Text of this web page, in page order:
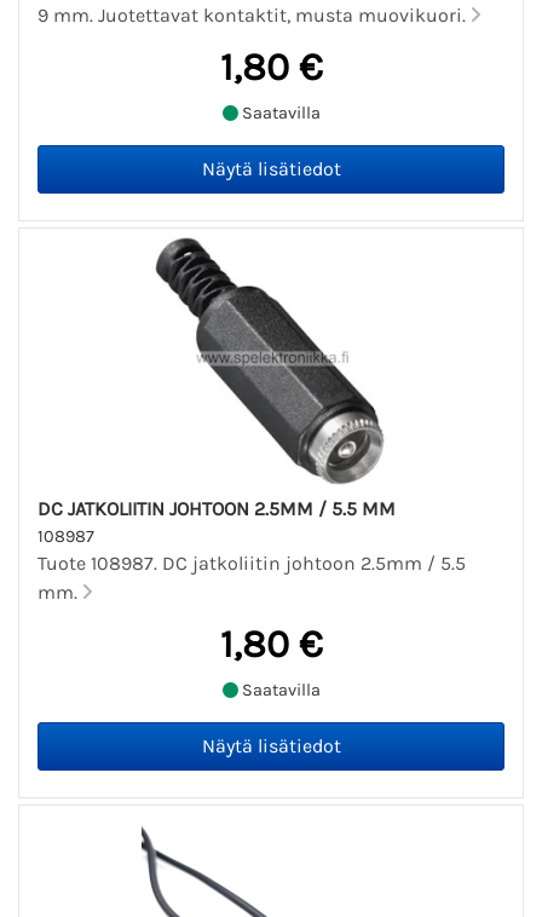
9 mm. Juotettavat kontaktit, musta muovikuori.
1,80 €
Saatavilla
DC JATKOLIITIN JOHTOON 2.5MM / 5.5 MM
108987
Tuote 108987. DC jatkoliitin johtoon 2.5mm / 5.5
mm.
1,80 €
Saatavilla